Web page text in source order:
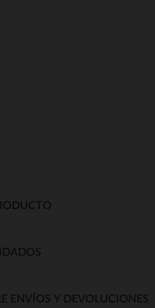
ENVÍOS Y DEVOLUCIONES